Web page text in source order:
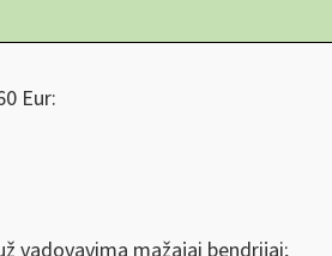
Eur: